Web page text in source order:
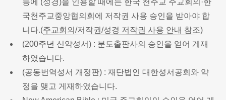
국천주교중앙협의회에 저작권 사용 승인을 받아야 합
니다.(주교회의/저작권/성경 저작권 사용 안내 참조)
(200주년 신약성서) : 분도출판사의 승인을 얻어 게재
하였습니다.
(공동번역성서 개정판) : 재단법인 대한성서공회와 약
정을 맺고 게재하였습니다.